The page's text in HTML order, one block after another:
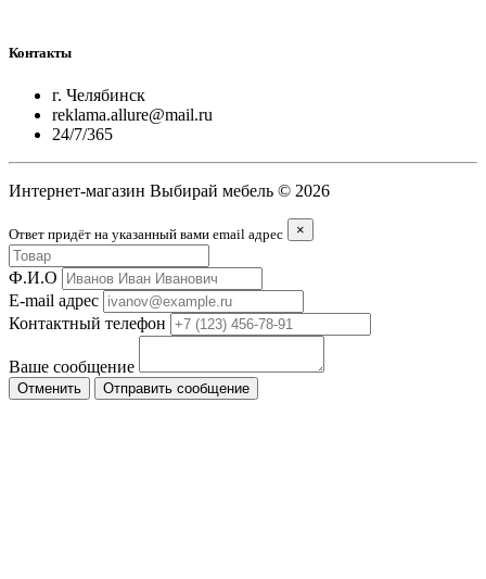
Контакты
г. Челябинск
reklama.allure@mail.ru
24/7/365
Интернет-магазин Выбирай мебель © 2026
Ответ придёт на указанный вами email адрес ×
Ф.И.О
E-mail адрес
Контактный телефон
Ваше сообщение